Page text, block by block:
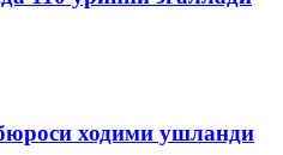
ходими ушланди